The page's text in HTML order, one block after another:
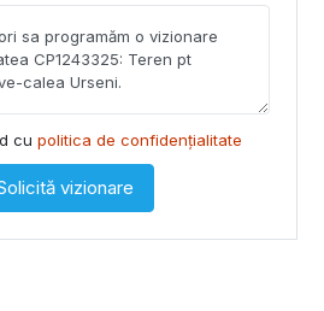
cu politica de confidențialitate
vizionare